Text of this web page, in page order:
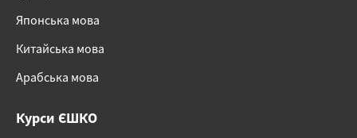
Японська мова
Китайська мова
Арабська мова
Курси ЄШКО